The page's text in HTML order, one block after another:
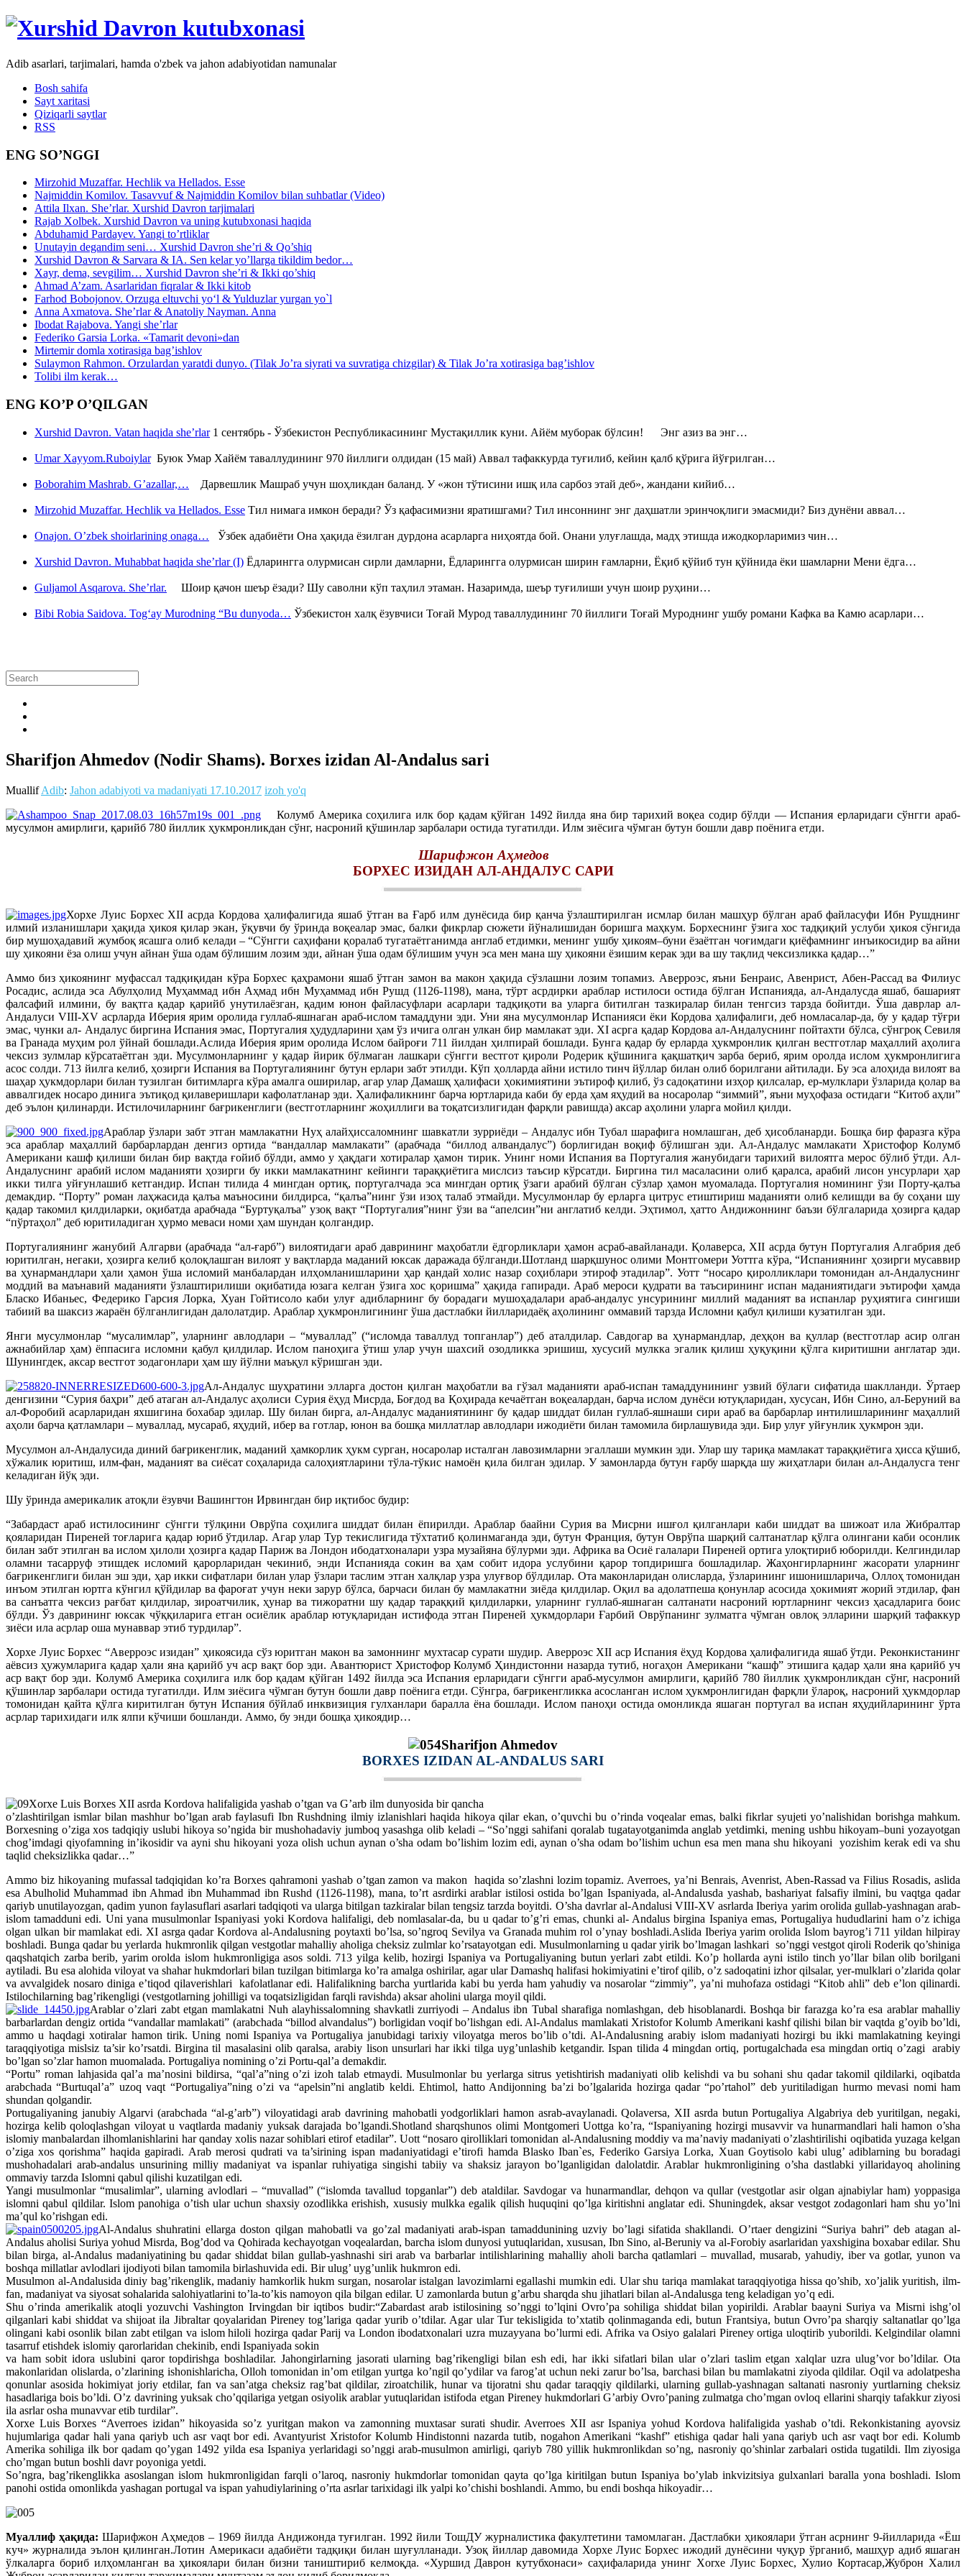
Adib asarlari, tarjimalari, hamda o'zbek va jahon adabiyotidan namunalar
Bosh sahifa
Sayt xaritasi
Qiziqarli saytlar
RSS
ENG SO’NGGI
Mirzohid Muzaffar. Hechlik va Hellados. Esse
Najmiddin Komilov. Tasavvuf & Najmiddin Komilov bilan suhbatlar (Video)
Attila Ilxan. She’rlar. Xurshid Davron tarjimalari
Rajab Xolbek. Xurshid Davron va uning kutubxonasi haqida
Abduhamid Pardayev. Yangi to’rtliklar
Unutayin degandim seni… Xurshid Davron she’ri & Qo’shiq
Xurshid Davron & Sarvara & IA. Sen kelar yo’llarga tikildim bedor…
Xayr, dema, sevgilim… Xurshid Davron she’ri & Ikki qo’shiq
Ahmad A’zam. Asarlaridan fiqralar & Ikki kitob
Farhod Bobojonov. Orzuga eltuvchi yo‘l & Yulduzlar yurgan yo`l
Anna Axmatova. She’rlar & Anatoliy Nayman. Anna
Ibodat Rajabova. Yangi she’rlar
Federiko Garsia Lorka. «Tamarit devoni»dan
Mirtemir domla xotirasiga bag’ishlov
Sulaymon Rahmon. Orzulardan yaratdi dunyo. (Tilak Jo’ra siyrati va suvratiga chizgilar) & Tilak Jo’ra xotirasiga bag’ishlov
Tolibi ilm kerak…
ENG KO’P O’QILGAN
Xurshid Davron. Vatan haqida she’rlar1 сентябрь - Ўзбекистон Республикасининг Мустақиллик куни. Айём муборак бўлсин! Энг азиз ва энг…
Umar Xayyom.RuboiylarБуюк Умар Хайём таваллудининг 970 йиллиги олдидан (15 май) Аввал тафаккурда туғилиб, кейин қалб қўрига йўғрилган…
Boborahim Mashrab. G’azallar,… Дарвешлик Машраб учун шоҳликдан баланд. У «жон тўтисини ишқ ила сарбоз этай деб», жандани кийиб…
Mirzohid Muzaffar. Hechlik va Hellados. Esse Тил нимага имкон беради? Ўз қафасимизни яратишгами? Тил инсоннинг энг даҳшатли эринчоқлиги эмасмиди? Биз дунёни аввал…
Onajon. O’zbek shoirlarining onaga… Ўзбек адабиёти Она ҳақида ёзилган дурдона асарларга ниҳоятда бой. Онани улуғлашда, мадҳ этишда ижодкорларимиз чин…
Xurshid Davron. Muhabbat haqida she’rlar (I) Ёдларингга олурмисан сирли дамларни, Ёдларингга олурмисан ширин ғамларни, Ёқиб қўйиб тун қўйнида ёки шамларни Мени ёдга…
Guljamol Asqarova. She’rlar. Шоир қачон шеър ёзади? Шу саволни кўп таҳлил этаман. Назаримда, шеър туғилиши учун шоир руҳини…
Bibi Robia Saidova. Tog‘ay Murodning “Bu dunyoda… Ўзбекистон халқ ёзувчиси Тоғай Мурод таваллудининг 70 йиллиги Тоғай Муроднинг ушбу романи Кафка ва Камю асарлари…
Sharifjon Ahmedov (Nodir Shams). Borxes izidan Al-Andalus sari
MuallifAdib: Jahon adabiyoti va madaniyati 17.10.2017 izoh yo'q
Колумб Америка соҳилига илк бор қадам қўйган 1492 йилда яна бир тарихий воқеа содир бўлди — Испания ерларидаги сўнгги араб-
мусулмон амирлиги, қарийб 780 йиллик ҳукмронликдан сўнг, насроний қўшинлар зарбалари остида тугатилди. Илм зиёсига чўмган бутун бошли давр поёнига етди.
Шарифжон Аҳмедов
БОРХЕС ИЗИДАН АЛ-АНДАЛУС САРИ
Хорхе Луис Борхес ХII асрда Кордова ҳалифалигида яшаб ўтган ва Ғарб илм дунёсида бир қанча ўзлаштирилган исмлар билан машҳур бўлган араб файласуфи Ибн Рушднинг
илмий изланишлари ҳақида ҳикоя қилар экан, ўқувчи бу ўринда воқеалар эмас, балки фикрлар сюжети йўналишидан боришга маҳкум. Борхеснинг ўзига хос тадқиқий услуби ҳикоя сўнгида
бир мушоҳадавий жумбоқ ясашга олиб келади – “Сўнгги саҳифани қоралаб тугатаётганимда англаб етдимки, менинг ушбу ҳикоям–буни ёзаётган чоғимдаги қиёфамнинг инъикосидир ва айни
шу ҳикояни ёза олиш учун айнан ўша одам бўлишим лозим эди, айнан ўша одам бўлишим учун эса мен мана шу ҳикояни ёзишим керак эди ва шу тақлид чексизликка қадар…”
Аммо биз ҳикоянинг муфассал тадқиқидан кўра Борхес қаҳрамони яшаб ўтган замон ва макон ҳақида сўзлашни лозим топамиз. Аверроэс, яъни Бенраис, Авенрист, Абен-Рассад ва Филиус
Росадис, аслида эса Абулҳолид Муҳаммад ибн Аҳмад ибн Муҳаммад ибн Рушд (1126-1198), мана, тўрт асрдирки араблар истилоси остида бўлган Испанияда, ал-Андалусда яшаб, башарият
фалсафий илмини, бу вақтга қадар қарийб унутилаёзган, қадим юнон файласуфлари асарлари тадқиқоти ва уларга битилган тазкиралар билан тенгсиз тарзда бойитди. Ўша даврлар ал-
Андалуси VIII-XV асрларда Иберия ярим оролида гуллаб-яшнаган араб-ислом тамаддуни эди. Уни яна мусулмонлар Испанияси ёки Кордова ҳалифалиги, деб номласалар-да, бу у қадар тўғри
эмас, чунки ал- Андалус биргина Испания эмас, Португалия ҳудудларини ҳам ўз ичига олган улкан бир мамлакат эди. ХI асрга қадар Кордова ал-Андалуснинг пойтахти бўлса, сўнгроқ Севиля
ва Гранада муҳим рол ўйнай бошлади.Аслида Иберия ярим оролида Ислом байроғи 711 йилдан ҳилпирай бошлади. Бунга қадар бу ерларда ҳукмронлик қилган вестготлар маҳаллий аҳолига
чексиз зулмлар кўрсатаётган эди. Мусулмонларнинг у қадар йирик бўлмаган лашкари сўнгги вестгот қироли Родерик қўшинига қақшатқич зарба бериб, ярим оролда ислом ҳукмронлигига
асос солди. 713 йилга келиб, ҳозирги Испания ва Португалиянинг бутун ерлари забт этилди. Кўп ҳолларда айни истило тинч йўллар билан олиб борилгани айтилади. Бу эса алоҳида вилоят ва
шаҳар ҳукмдорлари билан тузилган битимларга кўра амалга оширилар, агар улар Дамашқ ҳалифаси ҳокимиятини эътироф қилиб, ўз садоқатини изҳор қилсалар, ер-мулклари ўзларида қолар ва
аввалгидек носаро динига эътиқод қилаверишлари кафолатланар эди. Ҳалифаликнинг барча юртларида каби бу ерда ҳам яҳудий ва носаролар “зиммий”, яъни муҳофаза остидаги “Китоб аҳли”
деб эълон қилинарди. Истилочиларнинг бағрикенглиги (вестготларнинг жоҳиллиги ва тоқатсизлигидан фарқли равишда) аксар аҳолини уларга мойил қилди.
Араблар ўзлари забт этган мамлакатни Нуҳ алайҳиссаломнинг шавкатли зурриёди – Андалус ибн Тубал шарафига номлашган, деб ҳисобланарди. Бошқа бир фаразга кўра
эса араблар маҳаллий барбарлардан денгиз ортида “вандаллар мамлакати” (арабчада “биллод алвандалус”) борлигидан воқиф бўлишган эди. Ал-Андалус мамлакати Христофор Колумб
Американи кашф қилиши билан бир вақтда ғойиб бўлди, аммо у ҳақдаги хотиралар ҳамон тирик. Унинг номи Испания ва Португалия жанубидаги тарихий вилоятга мерос бўлиб ўтди. Ал-
Андалуснинг арабий ислом маданияти ҳозирги бу икки мамлакатнинг кейинги тараққиётига мислсиз таъсир кўрсатди. Биргина тил масаласини олиб қаралса, арабий лисон унсурлари ҳар
икки тилга уйғунлашиб кетгандир. Испан тилида 4 мингдан ортиқ, португалчада эса мингдан ортиқ ўзаги арабий бўлган сўзлар ҳамон муомалада. Португалия номининг ўзи Порту-қалъа
демакдир. “Порту” роман лаҳжасида қалъа маъносини билдирса, “қалъа”нинг ўзи изоҳ талаб этмайди. Мусулмонлар бу ерларга цитрус етиштириш маданияти олиб келишди ва бу соҳани шу
қадар такомил қилдиларки, оқибатда арабчада “Буртуқалъа” узоқ вақт “Португалия”нинг ўзи ва “апелсин”ни англатиб келди. Эҳтимол, ҳатто Андижоннинг баъзи бўлгаларида ҳозирга қадар
“пўртаҳол” деб юритиладиган ҳурмо меваси номи ҳам шундан қолгандир.
Португалиянинг жанубий Алгарви (арабчада “ал-ғарб”) вилоятидаги араб даврининг маҳобатли ёдгорликлари ҳамон асраб-авайланади. Қолаверса, ХII асрда бутун Португалия Алгабрия деб
юритилган, негаки, ҳозирга келиб қолоқлашган вилоят у вақтларда маданий юксак даражада бўлганди.Шотланд шарқшунос олими Монтгомери Уоттга кўра, “Испаниянинг ҳозирги мусаввир
ва ҳунармандлари ҳали ҳамон ўша исломий манбалардан илҳомланишларини ҳар қандай холис назар соҳиблари этироф этадилар”. Уотт “носаро қиролликлари томонидан ал-Андалуснинг
моддий ва маънавий маданияти ўзлаштирилиши оқибатида юзага келган ўзига хос қоришма” ҳақида гапиради. Араб мероси қудрати ва таъсирининг испан маданиятидаги эътирофи ҳамда
Бласко Ибаньес, Федерико Гарсия Лорка, Хуан Гойтисоло каби улуғ адибларнинг бу борадаги мушоҳадалари араб-андалус унсурининг миллий маданият ва испанлар руҳиятига сингиши
табиий ва шаксиз жараён бўлганлигидан далолатдир. Араблар ҳукмронлигининг ўша дастлабки йилларидаёқ аҳолининг оммавий тарзда Исломни қабул қилиши кузатилган эди.
Янги мусулмонлар “мусалимлар”, уларнинг авлодлари – “муваллад” (“исломда таваллуд топганлар”) деб аталдилар. Савдогар ва ҳунармандлар, деҳқон ва қуллар (вестготлар асир олган
ажнабийлар ҳам) ёппасига исломни қабул қилдилар. Ислом паноҳига ўтиш улар учун шахсий озодликка эришиш, хусусий мулкка эгалик қилиш ҳуқуқини қўлга киритишни англатар эди.
Шунингдек, аксар вестгот зодагонлари ҳам шу йўлни маъқул кўришган эди.
Ал-Андалус шуҳратини элларга достон қилган маҳобатли ва гўзал маданияти араб-испан тамаддунининг узвий бўлаги сифатида шаклланди. Ўртаер
денгизини “Сурия баҳри” деб атаган ал-Андалус аҳолиси Сурия ёҳуд Мисрда, Боғдод ва Қоҳирада кечаётган воқеалардан, барча ислом дунёси ютуқларидан, хусусан, Ибн Сино, ал-Беруний ва
ал-Форобий асарларидан яхшигина бохабар эдилар. Шу билан бирга, ал-Андалус маданиятининг бу қадар шиддат билан гуллаб-яшнаши сири араб ва барбарлар интилишларининг маҳаллий
аҳоли барча қатламлари – муваллад, мусараб, яҳудий, ибер ва готлар, юнон ва бошқа миллатлар авлодлари ижодиёти билан тамомила бирлашувида эди. Бир улуғ уйғунлик ҳукмрон эди.
Мусулмон ал-Андалусида диний бағрикенглик, маданий ҳамкорлик ҳукм сурган, носаролар исталган лавозимларни эгаллаши мумкин эди. Улар шу тариқа мамлакат тараққиётига ҳисса қўшиб,
хўжалик юритиш, илм-фан, маданият ва сиёсат соҳаларида салоҳиятларини тўла-тўкис намоён қила билган эдилар. У замонларда бутун ғарбу шарқда шу жиҳатлари билан ал-Андалусга тенг
келадиган йўқ эди.
Шу ўринда америкалик атоқли ёзувчи Вашингтон Ирвингдан бир иқтибос будир:
“Забардаст араб истилосининг сўнгги тўлқини Оврўпа соҳилига шиддат билан ёпирилди. Араблар баайни Сурия ва Мисрни ишғол қилганлари каби шиддат ва шижоат ила Жибралтар
қояларидан Пиреней тоғларига қадар юриб ўтдилар. Агар улар Тур текислигида тўхтатиб қолинмаганда эди, бутун Франция, бутун Оврўпа шарқий салтанатлар қўлга олингани каби осонлик
билан забт этилган ва ислом ҳилоли ҳозирга қадар Париж ва Лондон ибодатхоналари узра музайяна бўлурми эди. Африка ва Осиё галалари Пиреней ортига улоқтириб юборилди. Келгиндилар
оламни тасарруф этишдек исломий қарорларидан чекиниб, энди Испанияда сокин ва ҳам собит идора услубини қарор топдиришга бошладилар. Жаҳонгирларнинг жасорати уларнинг
бағрикенглиги билан эш эди, ҳар икки сифатлари билан улар ўзлари таслим этган халқлар узра улуғвор бўлдилар. Ота маконларидан олисларда, ўзларининг ишонишларича, Оллоҳ томонидан
инъом этилган юртга кўнгил қўйдилар ва фароғат учун неки зарур бўлса, барчаси билан бу мамлакатни зиёда қилдилар. Оқил ва адолатпеша қонунлар асосида ҳокимият жорий этдилар, фан
ва санъатга чексиз рағбат қилдилар, зироатчилик, ҳунар ва тижоратни шу қадар тараққий қилдиларки, уларнинг гуллаб-яшнаган салтанати насроний юртларнинг чексиз ҳасадларига боис
бўлди. Ўз даврининг юксак чўққиларига етган осиёлик араблар ютуқларидан истифода этган Пиреней ҳукмдорлари Ғарбий Оврўпанинг зулматга чўмган овлоқ элларини шарқий тафаккур
зиёси ила асрлар оша мунаввар этиб турдилар”.
Хорхе Луис Борхес “Аверроэс изидан” ҳикоясида сўз юритган макон ва замоннинг мухтасар сурати шудир. Аверроэс ХII аср Испания ёҳуд Кордова ҳалифалигида яшаб ўтди. Реконкистанинг
аёвсиз ҳужумларига қадар ҳали яна қарийб уч аср вақт бор эди. Авантюрист Христофор Колумб Ҳиндистонни назарда тутиб, ногаҳон Американи “кашф” этишига қадар ҳали яна қарийб уч
аср вақт бор эди. Колумб Америка соҳилига илк бор қадам қўйган 1492 йилда эса Испания ерларидаги сўнгги араб-мусулмон амирлиги, қарийб 780 йиллик ҳукмронликдан сўнг, насроний
қўшинлар зарбалари остида тугатилди. Илм зиёсига чўмган бутун бошли давр поёнига етди. Сўнгра, бағрикенгликка асосланган ислом ҳукмронлигидан фарқли ўлароқ, насроний ҳукмдорлар
томонидан қайта қўлга киритилган бутун Испания бўйлаб инквизиция гулханлари баралла ёна бошлади. Ислом паноҳи остида омонликда яшаган португал ва испан яҳудийларининг ўрта
асрлар тарихидаги илк ялпи кўчиши бошланди. Аммо, бу энди бошқа ҳикоядир…
Sharifjon Ahmedov
BORXES IZIDAN AL-ANDALUS SARI
Xorxe Luis Borxes XII asrda Kordova halifaligida yashab o’tgan va G’arb ilm dunyosida bir qancha
o’zlashtirilgan ismlar bilan mashhur bo’lgan arab faylasufi Ibn Rushdning ilmiy izlanishlari haqida hikoya qilar ekan, o’quvchi bu o’rinda voqealar emas, balki fikrlar syujeti yo’nalishidan borishga mahkum.
Borxesning o’ziga xos tadqiqiy uslubi hikoya so’ngida bir mushohadaviy jumboq yasashga olib keladi – “So’nggi sahifani qoralab tugatayotganimda anglab yetdimki, mening ushbu hikoyam–buni yozayotgan
chog’imdagi qiyofamning in’ikosidir va ayni shu hikoyani yoza olish uchun aynan o’sha odam bo’lishim lozim edi, aynan o’sha odam bo’lishim uchun esa men mana shu hikoyani yozishim kerak edi va shu
taqlid cheksizlikka qadar…”
Ammo biz hikoyaning mufassal tadqiqidan ko’ra Borxes qahramoni yashab o’tgan zamon va makon haqida so’zlashni lozim topamiz. Averroes, ya’ni Benrais, Avenrist, Aben-Rassad va Filius Rosadis, aslida
esa Abulholid Muhammad ibn Ahmad ibn Muhammad ibn Rushd (1126-1198), mana, to’rt asrdirki arablar istilosi ostida bo’lgan Ispaniyada, al-Andalusda yashab, bashariyat falsafiy ilmini, bu vaqtga qadar
qariyb unutilayozgan, qadim yunon faylasuflari asarlari tadqiqoti va ularga bitilgan tazkiralar bilan tengsiz tarzda boyitdi. O’sha davrlar al-Andalusi VIII-XV asrlarda Iberiya yarim orolida gullab-yashnagan arab-
islom tamadduni edi. Uni yana musulmonlar Ispaniyasi yoki Kordova halifaligi, deb nomlasalar-da, bu u qadar to’g’ri emas, chunki al- Andalus birgina Ispaniya emas, Portugaliya hududlarini ham o’z ichiga
olgan ulkan bir mamlakat edi. XI asrga qadar Kordova al-Andalusning poytaxti bo’lsa, so’ngroq Sevilya va Granada muhim rol o’ynay boshladi.Aslida Iberiya yarim orolida Islom bayrog’i 711 yildan hilpiray
boshladi. Bunga qadar bu yerlarda hukmronlik qilgan vestgotlar mahalliy aholiga cheksiz zulmlar ko’rsatayotgan edi. Musulmonlarning u qadar yirik bo’lmagan lashkari so’nggi vestgot qiroli Roderik qo’shiniga
qaqshatqich zarba berib, yarim orolda islom hukmronligiga asos soldi. 713 yilga kelib, hozirgi Ispaniya va Portugaliyaning butun yerlari zabt etildi. Ko’p hollarda ayni istilo tinch yo’llar bilan olib borilgani
aytiladi. Bu esa alohida viloyat va shahar hukmdorlari bilan tuzilgan bitimlarga ko’ra amalga oshirilar, agar ular Damashq halifasi hokimiyatini e’tirof qilib, o’z sadoqatini izhor qilsalar, yer-mulklari o’zlarida qolar
va avvalgidek nosaro diniga e’tiqod qilaverishlari kafolatlanar edi. Halifalikning barcha yurtlarida kabi bu yerda ham yahudiy va nosarolar “zimmiy”, ya’ni muhofaza ostidagi “Kitob ahli” deb e’lon qilinardi.
Istilochilarning bag’rikengligi (vestgotlarning johilligi va toqatsizligidan farqli ravishda) aksar aholini ularga moyil qildi.
Arablar o’zlari zabt etgan mamlakatni Nuh alayhissalomning shavkatli zurriyodi – Andalus ibn Tubal sharafiga nomlashgan, deb hisoblanardi. Boshqa bir farazga ko’ra esa arablar mahalliy
barbarlardan dengiz ortida “vandallar mamlakati” (arabchada “billod alvandalus”) borligidan voqif bo’lishgan edi. Al-Andalus mamlakati Xristofor Kolumb Amerikani kashf qilishi bilan bir vaqtda g’oyib bo’ldi,
ammo u haqdagi xotiralar hamon tirik. Uning nomi Ispaniya va Portugaliya janubidagi tarixiy viloyatga meros bo’lib o’tdi. Al-Andalusning arabiy islom madaniyati hozirgi bu ikki mamlakatning keyingi
taraqqiyotiga mislsiz ta’sir ko’rsatdi. Birgina til masalasini olib qaralsa, arabiy lison unsurlari har ikki tilga uyg’unlashib ketgandir. Ispan tilida 4 mingdan ortiq, portugalchada esa mingdan ortiq o’zagi arabiy
bo’lgan so’zlar hamon muomalada. Portugaliya nomining o’zi Portu-qal’a demakdir.
“Portu” roman lahjasida qal’a ma’nosini bildirsa, “qal’a”ning o’zi izoh talab etmaydi. Musulmonlar bu yerlarga sitrus yetishtirish madaniyati olib kelishdi va bu sohani shu qadar takomil qildilarki, oqibatda
arabchada “Burtuqal’a” uzoq vaqt “Portugaliya”ning o’zi va “apelsin”ni anglatib keldi. Ehtimol, hatto Andijonning ba’zi bo’lgalarida hozirga qadar “po’rtahol” deb yuritiladigan hurmo mevasi nomi ham
shundan qolgandir.
Portugaliyaning janubiy Algarvi (arabchada “al-g’arb”) viloyatidagi arab davrining mahobatli yodgorliklari hamon asrab-avaylanadi. Qolaversa, XII asrda butun Portugaliya Algabriya deb yuritilgan, negaki,
hozirga kelib qoloqlashgan viloyat u vaqtlarda madaniy yuksak darajada bo’lgandi.Shotland sharqshunos olimi Montgomeri Uottga ko’ra, “Ispaniyaning hozirgi musavvir va hunarmandlari hali hamon o’sha
islomiy manbalardan ilhomlanishlarini har qanday xolis nazar sohiblari etirof etadilar”. Uott “nosaro qirolliklari tomonidan al-Andalusning moddiy va ma’naviy madaniyati o’zlashtirilishi oqibatida yuzaga kelgan
o’ziga xos qorishma” haqida gapiradi. Arab merosi qudrati va ta’sirining ispan madaniyatidagi e’tirofi hamda Blasko Iban`es, Federiko Garsiya Lorka, Xuan Goytisolo kabi ulug’ adiblarning bu boradagi
mushohadalari arab-andalus unsurining milliy madaniyat va ispanlar ruhiyatiga singishi tabiiy va shaksiz jarayon bo’lganligidan dalolatdir. Arablar hukmronligining o’sha dastlabki yillaridayoq aholining
ommaviy tarzda Islomni qabul qilishi kuzatilgan edi.
Yangi musulmonlar “musalimlar”, ularning avlodlari – “muvallad” (“islomda tavallud topganlar”) deb ataldilar. Savdogar va hunarmandlar, dehqon va qullar (vestgotlar asir olgan ajnabiylar ham) yoppasiga
islomni qabul qildilar. Islom panohiga o’tish ular uchun shaxsiy ozodlikka erishish, xususiy mulkka egalik qilish huquqini qo’lga kiritishni anglatar edi. Shuningdek, aksar vestgot zodagonlari ham shu yo’lni
ma’qul ko’rishgan edi.
Al-Andalus shuhratini ellarga doston qilgan mahobatli va go’zal madaniyati arab-ispan tamaddunining uzviy bo’lagi sifatida shakllandi. O’rtaer dengizini “Suriya bahri” deb atagan al-
Andalus aholisi Suriya yohud Misrda, Bog’dod va Qohirada kechayotgan voqealardan, barcha islom dunyosi yutuqlaridan, xususan, Ibn Sino, al-Beruniy va al-Forobiy asarlaridan yaxshigina boxabar edilar. Shu
bilan birga, al-Andalus madaniyatining bu qadar shiddat bilan gullab-yashnashi siri arab va barbarlar intilishlarining mahalliy aholi barcha qatlamlari – muvallad, musarab, yahudiy, iber va gotlar, yunon va
boshqa millatlar avlodlari ijodiyoti bilan tamomila birlashuvida edi. Bir ulug’ uyg’unlik hukmron edi.
Musulmon al-Andalusida diniy bag’rikenglik, madaniy hamkorlik hukm surgan, nosarolar istalgan lavozimlarni egallashi mumkin edi. Ular shu tariqa mamlakat taraqqiyotiga hissa qo’shib, xo’jalik yuritish, ilm-
fan, madaniyat va siyosat sohalarida salohiyatlarini to’la-to’kis namoyon qila bilgan edilar. U zamonlarda butun g’arbu sharqda shu jihatlari bilan al-Andalusga teng keladigan yo’q edi.
Shu o’rinda amerikalik atoqli yozuvchi Vashington Irvingdan bir iqtibos budir:“Zabardast arab istilosining so’nggi to’lqini Ovro’pa sohiliga shiddat bilan yopirildi. Arablar baayni Suriya va Misrni ishg’ol
qilganlari kabi shiddat va shijoat ila Jibraltar qoyalaridan Pireney tog’lariga qadar yurib o’tdilar. Agar ular Tur tekisligida to’xtatib qolinmaganda edi, butun Frantsiya, butun Ovro’pa sharqiy saltanatlar qo’lga
olingani kabi osonlik bilan zabt etilgan va islom hiloli hozirga qadar Parij va London ibodatxonalari uzra muzayyana bo’lurmi edi. Afrika va Osiyo galalari Pireney ortiga uloqtirib yuborildi. Kelgindilar olamni
tasarruf etishdek islomiy qarorlaridan chekinib, endi Ispaniyada sokin
va ham sobit idora uslubini qaror topdirishga boshladilar. Jahongirlarning jasorati ularning bag’rikengligi bilan esh edi, har ikki sifatlari bilan ular o’zlari taslim etgan xalqlar uzra ulug’vor bo’ldilar. Ota
makonlaridan olislarda, o’zlarining ishonishlaricha, Olloh tomonidan in’om etilgan yurtga ko’ngil qo’ydilar va farog’at uchun neki zarur bo’lsa, barchasi bilan bu mamlakatni ziyoda qildilar. Oqil va adolatpesha
qonunlar asosida hokimiyat joriy etdilar, fan va san’atga cheksiz rag’bat qildilar, ziroatchilik, hunar va tijoratni shu qadar taraqqiy qildilarki, ularning gullab-yashnagan saltanati nasroniy yurtlarning cheksiz
hasadlariga bois bo’ldi. O’z davrining yuksak cho’qqilariga yetgan osiyolik arablar yutuqlaridan istifoda etgan Pireney hukmdorlari G’arbiy Ovro’paning zulmatga cho’mgan ovloq ellarini sharqiy tafakkur ziyosi
ila asrlar osha munavvar etib turdilar”.
Xorxe Luis Borxes “Averroes izidan” hikoyasida so’z yuritgan makon va zamonning muxtasar surati shudir. Averroes XII asr Ispaniya yohud Kordova halifaligida yashab o’tdi. Rekonkistaning ayovsiz
hujumlariga qadar hali yana qariyb uch asr vaqt bor edi. Avantyurist Xristofor Kolumb Hindistonni nazarda tutib, nogahon Amerikani “kashf” etishiga qadar hali yana qariyb uch asr vaqt bor edi. Kolumb
Amerika sohiliga ilk bor qadam qo’ygan 1492 yilda esa Ispaniya yerlaridagi so’nggi arab-musulmon amirligi, qariyb 780 yillik hukmronlikdan so’ng, nasroniy qo’shinlar zarbalari ostida tugatildi. Ilm ziyosiga
cho’mgan butun boshli davr poyoniga yetdi.
So’ngra, bag’rikenglikka asoslangan islom hukmronligidan farqli o’laroq, nasroniy hukmdorlar tomonidan qayta qo’lga kiritilgan butun Ispaniya bo’ylab inkvizitsiya gulxanlari baralla yona boshladi. Islom
panohi ostida omonlikda yashagan portugal va ispan yahudiylarining o’rta asrlar tarixidagi ilk yalpi ko’chishi boshlandi. Ammo, bu endi boshqa hikoyadir…
Муаллиф ҳақида: Шарифжон Аҳмедов – 1969 йилда Андижонда туғилган. 1992 йили ТошДУ журналистика факултетини тамомлаган. Дастлабки ҳикоялари ўтган асрнинг 9-йилларида «Ёш
куч» журналида эълон қилинган.Лотин Америкаси адабиёти тадқиқи билан шуғулланади. Узоқ йиллар давомида Хорхе Луис Борхес ижодий дунёсини чуқур ўрганиб, машҳур адиб яшаган
ўлкаларга бориб илҳомланган ва ҳикоялари билан бизни таништириб келмоқда. «Хуршид Даврон кутубхонаси» саҳифаларида унинг Xorxe Луис Борхес, Хулио Кортасар,Жуброн Халил